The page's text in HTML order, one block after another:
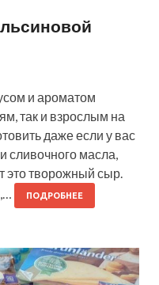
и ароматом
так и взрослым на
даже если у вас
сливочного масла,
это творожный сыр.
ПОДРОБНЕЕ